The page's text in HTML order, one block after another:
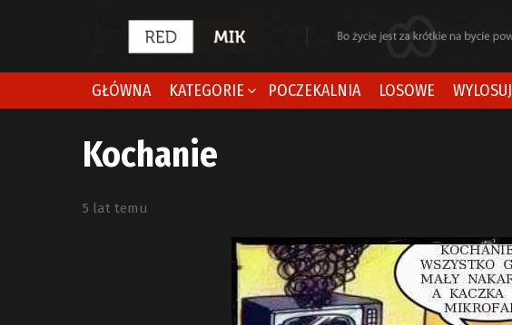
GŁÓWNA KATEGORIE POCZEKALNIA LOSOWE WYLOSUJ
Kochanie
5 lat temu